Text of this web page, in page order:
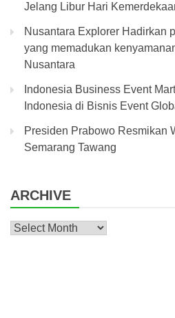
Jelang Libur Hari
Nusantara Explorer Hadirkan
yang memadukan
Nusantara
Indonesia Business Event
Indonesia di Bisnis Event
Presiden Prabowo Resmikan
Semarang Tawang
ARCHIVE
Archive